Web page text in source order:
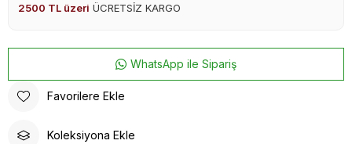
2500 TL üzeri ÜCRETSİZ KARGO
WhatsApp ile Sipariş
Favorilere Ekle
Koleksiyona Ekle